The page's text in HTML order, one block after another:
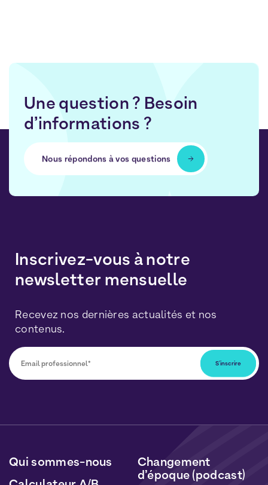
Une question ? Besoin
d’informations ?
Nous répondons à vos questions
Inscrivez-vous à notre
newsletter mensuelle
Recevez nos dernières actualités et nos
contenus.
données seront traitées conformément à notre
et deCookies
Qui sommes-nous
Changement
d’époque (podcast)